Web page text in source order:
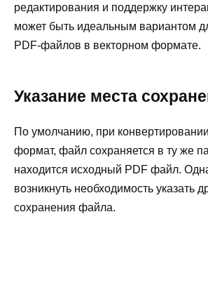
редактирования и поддержку
может быть идеальным вариантом
PDF-файлов в векторном формате.
Указание места
По умолчанию, при
формат, файл сохраняется в ту же
находится исходный PDF файл.
возникнуть необходимость указать
сохранения файла.